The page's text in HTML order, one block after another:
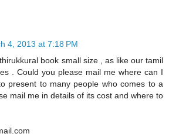
4, 2013 at 7:18 PM
book small size , as like our tamil
. Could you please mail me where can I
present to many people who comes to a
mail me in details of its cost and where to